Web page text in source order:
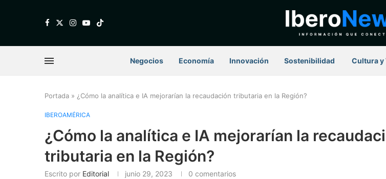
Negocios Economía Innovación Sostenibilidad Cultura
Portada » ¿Cómo la analítica e IA mejorarían la recaudación tributaria en la Región?
IBEROAMÉRICA
¿Cómo la analítica e IA mejorarían la
tributaria en la Región?
Escrito por Editorial junio 29, 2023 0 comentarios